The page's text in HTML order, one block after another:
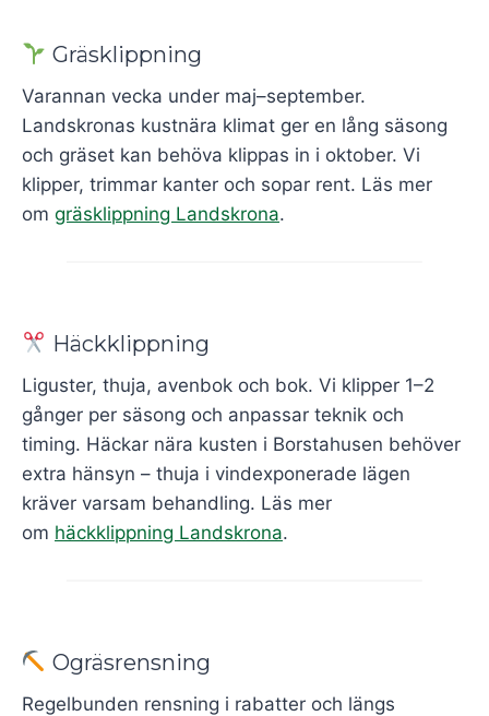
Gräsklippning
Varannan vecka under maj–september.
Landskronas kustnära klimat ger en lång säsong
och gräset kan behöva klippas in i oktober. Vi
klipper, trimmar kanter och sopar rent. Läs mer
om gräsklippning Landskrona.
Häckklippning
Liguster, thuja, avenbok och bok. Vi klipper 1–2
gånger per säsong och anpassar teknik och
timing. Häckar nära kusten i Borstahusen behöver
extra hänsyn – thuja i vindexponerade lägen
kräver varsam behandling. Läs mer
om häckklippning Landskrona.
Ogräsrensning
Regelbunden rensning i rabatter och längs